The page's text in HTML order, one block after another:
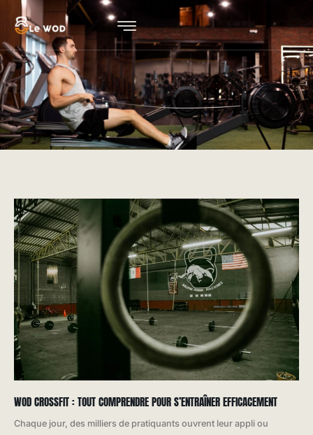
WOD CROSSFIT : TOUT COMPRENDRE POUR S’ENTRAÎNER EFFICACEMENT
Chaque jour, des milliers de pratiquants ouvrent leur appli ou